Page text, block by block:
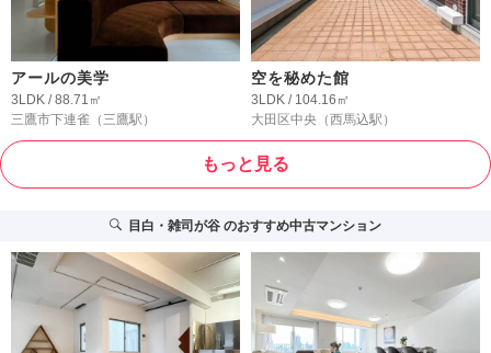
アールの美学
3LDK / 88.71㎡
三鷹市下連雀 （三鷹駅）
空を秘めた館
3LDK / 104.16㎡
大田区中央 （西馬込駅）
もっと見る
目白・雑司が谷のおすすめ中古マンション